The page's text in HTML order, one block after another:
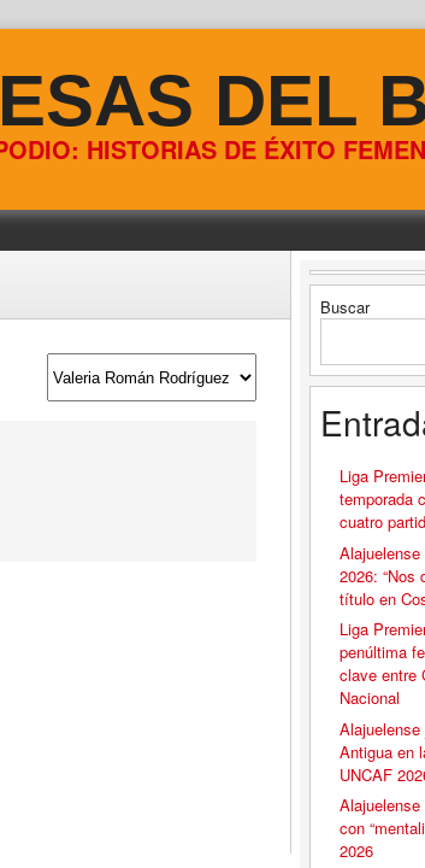
DEL
HISTORIAS DE ÉXITO
Buscar
Liga
temporada
cuatro
2026: “Nos
título en
Liga
penúltima
clave entre
Nacional
Antigua en
UNCAF
con
2026